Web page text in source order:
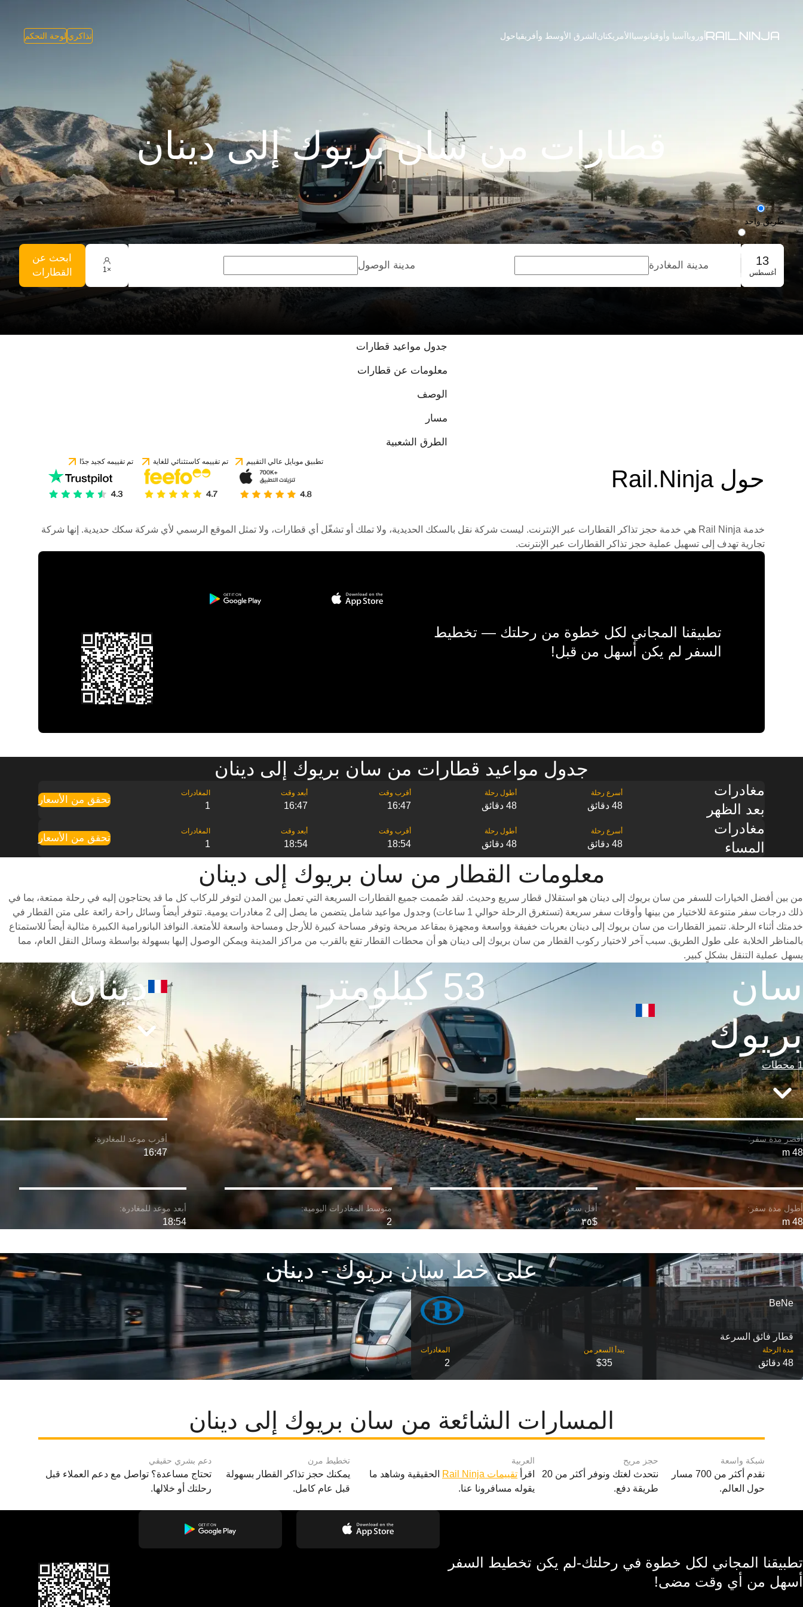
أوروبا آسيا وأوقيانوسيا الأمريكتان الشرق الأوسط وأفريقياحول تذاكري لوحة التحكم
قطارات من سان بريوك إلى دينان
طريق واحد
رحلة ذهاب وإياب
الحجز الجماعي
13
أغسطس
مدينة المغادرة مدينة الوصول ×
1
ابحث عن
القطارات
جدول مواعيد قطارات
معلومات عن قطارات
الوصف
مسار
الطرق الشعبية
حول Rail.Ninja
تطبيق موبايل عالي التقييم تم تقييمه كاستثنائي للغاية تم تقييمه كجيد جدًا
خدمة Rail Ninja هي خدمة حجز تذاكر القطارات عبر الإنترنت. ليست شركة نقل بالسكك الحديدية، ولا تملك أو تشغّل أي قطارات، ولا تمثل الموقع الرسمي لأي شركة سكك حديدية. إنها شركة
تجارية تهدف إلى تسهيل عملية حجز تذاكر القطارات عبر الإنترنت.
تطبيقنا المجاني لكل خطوة من رحلتك — تخطيط
السفر لم يكن أسهل من قبل!
جدول مواعيد قطارات من سان بريوك إلى دينان
مغادرات
بعد الظهر
48 دقائق 48 دقائق 16:47
16:47
1
تحقق من الأسعار
مغادرات
المساء
48 دقائق 48 دقائق 18:54
18:54
1
تحقق من الأسعار
معلومات القطار من ‎سان بريوك إلى ‎دينان
من بين أفضل الخيارات للسفر من سان بريوك إلى دينان هو استقلال قطار سريع وحديث. لقد صُممت جميع القطارات السريعة التي تعمل بين المدن لتوفر للركاب كل ما قد يحتاجون إليه في رحلة ممتعة، بما في
ذلك درجات سفر متنوعة للاختيار من بينها وأوقات سفر سريعة (تستغرق الرحلة حوالي 1 ساعات) وجدول مواعيد شامل يتضمن ما يصل إلى 2 مغادرات يومية. تتوفر أيضاً وسائل راحة رائعة على متن القطار في
خدمتك أثناء الرحلة. تتميز القطارات من سان بريوك إلى دينان بعربات خفيفة وواسعة ومجهزة بمقاعد مريحة وتوفر مساحة كبيرة للأرجل ومساحة واسعة للأمتعة. النوافذ البانورامية الكبيرة مثالية أيضاً للاستمتاع
بالمناظر الخلابة على طول الطريق. سبب آخر لاختيار ركوب القطار من سان بريوك إلى دينان هو أن محطات القطار تقع بالقرب من مراكز المدينة ويمكن الوصول إليها بسهولة بواسطة وسائل النقل العام، مما
يسهل عملية التنقل بشكلٍ كبير.
سان
بريوك
1 محطات
53 كيلومتر دينان
1 محطات
48 m
16:47
48 m $٣٥ 2
18:54
على خط سان بريوك - دينان
BeNe
قطار فائق السرعة
مدة الرحلة
48 دقائق $35
2
المسارات الشائعة من سان بريوك إلى دينان
شبكة واسعة
نقدم أكثر من 700 مسار
حول العالم.
حجز مريح
نتحدث لغتك ونوفر أكثر من 20
طريقة دفع.
العربية
اقرأ تقييمات Rail Ninja
الحقيقية وشاهد ما
يقوله مسافرونا عنا.
تخطيط مرن
يمكنك حجز تذاكر القطار بسهولة
قبل عام كامل.
دعم بشري حقيقي
تحتاج مساعدة؟ تواصل مع دعم العملاء قبل
رحلتك أو خلالها.
تطبيقنا المجاني لكل خطوة في رحلتك-لم يكن تخطيط السفر
أسهل من أي وقت مضى!